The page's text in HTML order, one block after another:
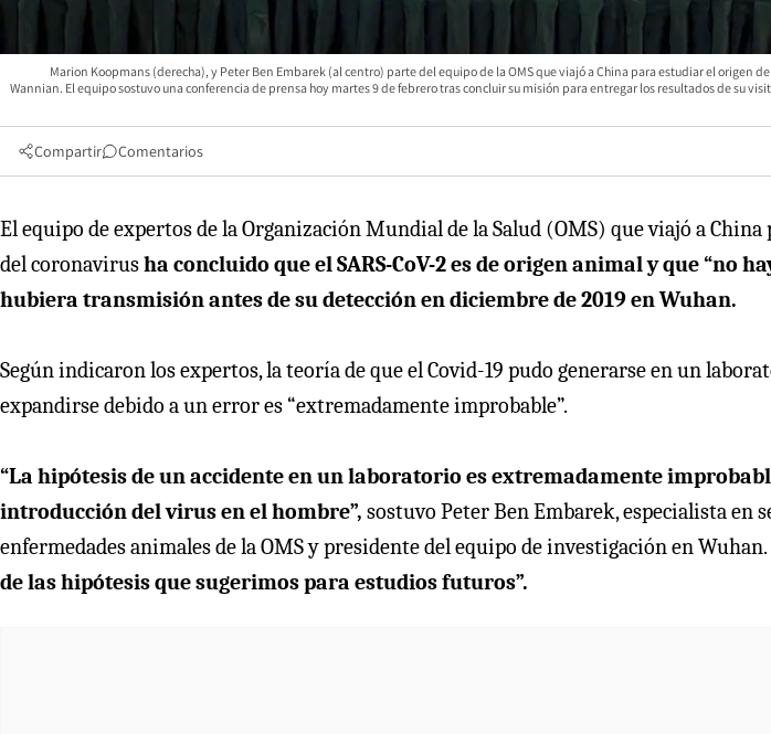
Marion Koopmans (derecha), y Peter Ben Embarek (al centro) parte del equipo de la OMS que viajó a China para estudiar el origen
Wannian. El equipo sostuvo una conferencia de prensa hoy martes 9 de febrero tras concluir su misión para entregar los resultados de su
Compartir Comentarios
El equipo de expertos de la Organización Mundial de la Salud (OMS) que viajó a
del coronavirusha concluido que el SARS-CoV-2 es de origen animal y que “no
hubiera transmisión antes de su detección en diciembre de 2019 en Wuhan.
Según indicaron los expertos, la teoría de que el Covid-19 pudo generarse en un
expandirse debido a un errores “extremadamente improbable”.
“La hipótesis de un accidente en un laboratorio es extremadamente
introducción del virus en el hombre”, sostuvo Peter Ben Embarek, especialista en
enfermedades animales de la OMS y presidente del equipo de investigación en Wuhan.
de las hipótesis que sugerimos para estudios futuros”.